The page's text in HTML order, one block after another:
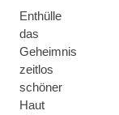
Enthülle
das
Geheimnis
zeitlos
schöner
Haut